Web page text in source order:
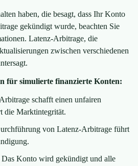
haben, die besagt, dass Ihr Konto
gekündigt wurde, beachten Sie
Latenz-Arbitrage, die
zwischen verschiedenen
für simulierte finanzierte Konten:
schafft einen unfairen
die Marktintegrität.
von Latenz-Arbitrage führt
Konto wird gekündigt und alle